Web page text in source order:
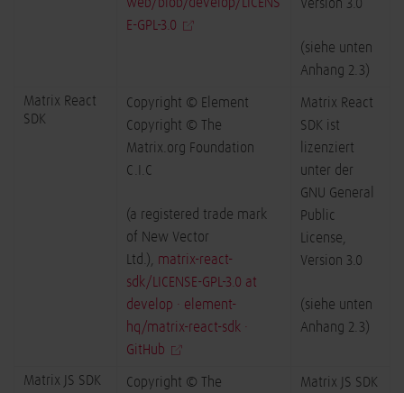
E-GPL-3.0
Version 3.0
(siehe unten
Anhang 2.3)
Matrix React
SDK
Copyright © Element
Copyright © The
Matrix.org Foundation
C.I.C
(a registered trade mark
of New Vector
Ltd.), matrix-react-
sdk/LICENSE-GPL-3.0 at
develop · element-
hq/matrix-react-sdk ·
GitHub
Matrix React
SDK ist
lizenziert
unter der
GNU General
Public
License,
Version 3.0
(siehe unten
Anhang 2.3)
Matrix JS SDK
Copyright © The
Matrix JS SDK